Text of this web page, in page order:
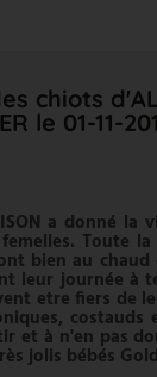
chiots
le 01-11-
a donné la
Toute
bien au
leur journée à
etre fiers de
costauds
et à n'en pas
jolis bébés